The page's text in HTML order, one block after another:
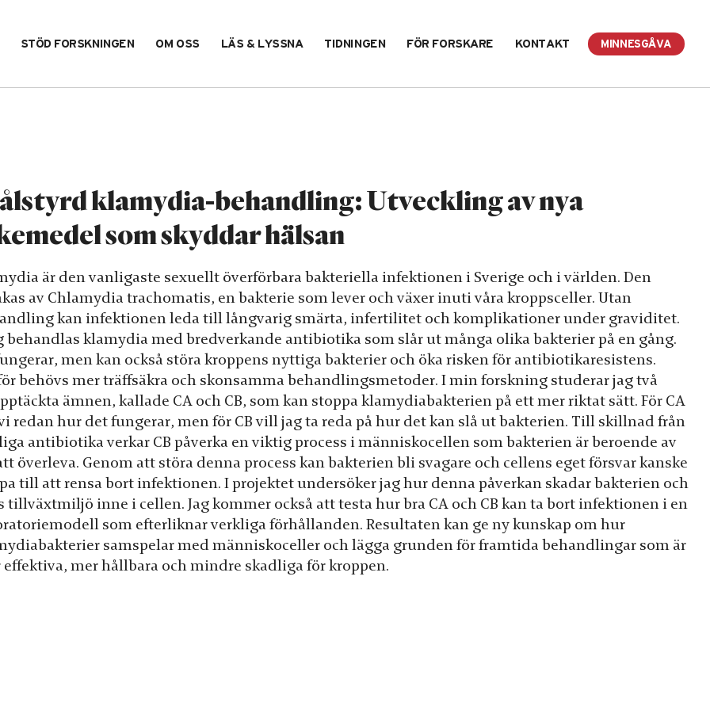
STÖD FORSKNINGEN OM OSS LÄS & LYSSNA TIDNINGEN FÖR FORSKARE KONTAKT MINNESGÅVA
klamydia-behandling: Utveckling av nya
som skyddar hälsan
är den vanligaste sexuellt överförbara bakteriella infektionen i Sverige och i världen. Den
av Chlamydia trachomatis, en bakterie som lever och växer inuti våra kroppsceller. Utan
kan infektionen leda till långvarig smärta, infertilitet och komplikationer under graviditet.
behandlas klamydia med bredverkande antibiotika som slår ut många olika bakterier på en gång.
men kan också störa kroppens nyttiga bakterier och öka risken för antibiotikaresistens.
behövs mer träffsäkra och skonsamma behandlingsmetoder. I min forskning studerar jag två
ämnen, kallade CA och CB, som kan stoppa klamydiabakterien på ett mer riktat sätt. För CA
redan hur det fungerar, men för CB vill jag ta reda på hur det kan slå ut bakterien. Till skillnad från
antibiotika verkar CB påverka en viktig process i människocellen som bakterien är beroende av
överleva. Genom att störa denna process kan bakterien bli svagare och cellens eget försvar kanske
till att rensa bort infektionen. I projektet undersöker jag hur denna påverkan skadar bakterien och
tillväxtmiljö inne i cellen. Jag kommer också att testa hur bra CA och CB kan ta bort infektionen i en
som efterliknar verkliga förhållanden. Resultaten kan ge ny kunskap om hur
samspelar med människoceller och lägga grunden för framtida behandlingar som är
effektiva, mer hållbara och mindre skadliga för kroppen.